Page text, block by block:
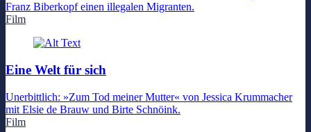
Franz Biberkopf einen illegalen Migranten.
Film
Eine Welt für sich
Unerbittlich: »Zum Tod meiner Mutter« von Jessica Krummacher
mit Elsie de Brauw und Birte Schnöink.
Film